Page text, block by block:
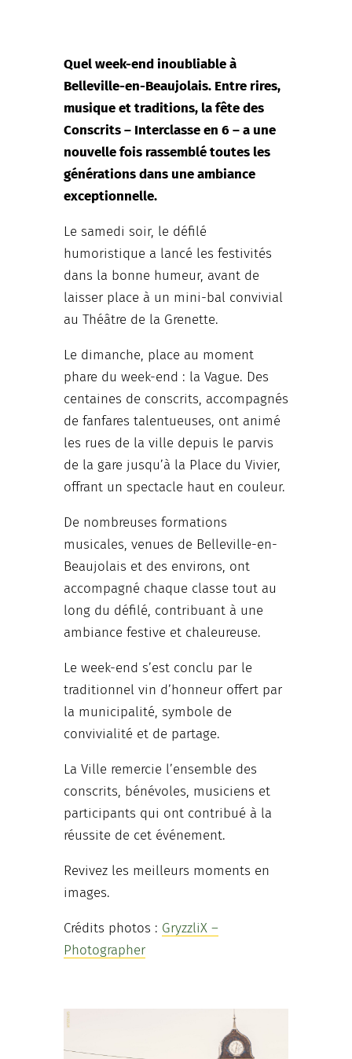
Quel week-end inoubliable à
Belleville-en-Beaujolais. Entre rires,
musique et traditions, la fête des
Conscrits – Interclasse en 6 – a une
nouvelle fois rassemblé toutes les
générations dans une ambiance
exceptionnelle.
Le samedi soir, le défilé
humoristique a lancé les festivités
dans la bonne humeur, avant de
laisser place à un mini-bal convivial
au Théâtre de la Grenette.
Le dimanche, place au moment
phare du week-end : la Vague. Des
centaines de conscrits, accompagnés
de fanfares talentueuses, ont animé
les rues de la ville depuis le parvis
de la gare jusqu’à la Place du Vivier,
offrant un spectacle haut en couleur.
De nombreuses formations
musicales, venues de Belleville-en-
Beaujolais et des environs, ont
accompagné chaque classe tout au
long du défilé, contribuant à une
ambiance festive et chaleureuse.
Le week-end s’est conclu par le
traditionnel vin d’honneur offert par
la municipalité, symbole de
convivialité et de partage.
La Ville remercie l’ensemble des
conscrits, bénévoles, musiciens et
participants qui ont contribué à la
réussite de cet événement.
Revivez les meilleurs moments en
images.
Crédits photos : GryzzliX –
Photographer